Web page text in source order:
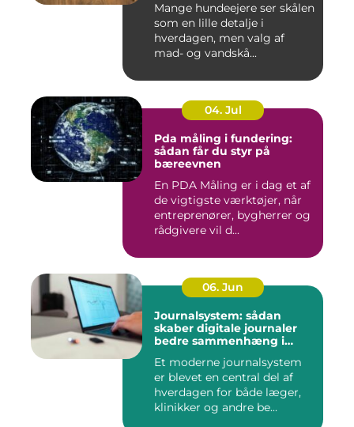
Mange hundeejere ser skålen
som en lille detalje i
hverdagen, men valg af
mad- og vandskå...
04. Jul
Pda måling i fundering:
sådan får du styr på
bæreevnen
En PDA Måling er i dag et af
de vigtigste værktøjer, når
entreprenører, bygherrer og
rådgivere vil d...
06. Jun
Journalsystem: sådan
skaber digitale journaler
bedre sammenhæng i
Et moderne journalsystem
er blevet en central del af
hverdagen for både læger,
klinikker og andre be...